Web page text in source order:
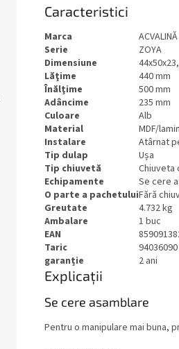
Caracteristici
Marca
ACVALINĂ
Serie
ZOYA
Dimensiune
Lăţime
440 mm
Înălţime
500 mm
Adâncime
235 mm
Culoare
Alb
Material
MDF/
Instalare
Atârnat
Tip dulap
Ușa
Tip chiuvetă
Chiuveta
Echipamente
Se cere
O parte a pachetuluiFără
Greutate
4.732 kg
Ambalare
1 buc
EAN
Taric
94036090
garanție
2 ani
Explicații
Se cere asamblare
Pentru o manipulare mai buna,